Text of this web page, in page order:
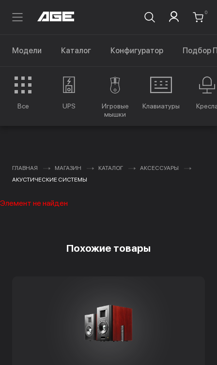
0
Модели Каталог Конфигуратор Подбор
Все UPS
Игровые
мышки
Клавиатуры
ГЛАВНАЯ МАГАЗИН КАТАЛОГ
АКСЕССУАРЫ
АКУСТИЧЕСКИЕ СИСТЕМЫ
Элемент не найден
Похожие товары